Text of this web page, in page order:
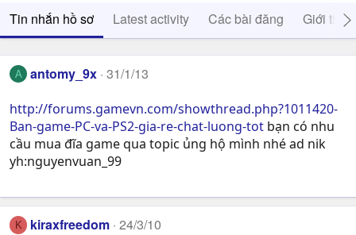
Tin nhắn hồ sơ Latest activity Các bài đăng Giới thiệu
A antomy_9x 31/1/13
http://forums.gamevn.com/showthread.php?1011420-
Ban-game-PC-va-PS2-gia-re-chat-luong-tot bạn có nhu
cầu mua đĩa game qua topic ủng hộ mình nhé ad nik
yh:nguyenvuan_99
K kiraxfreedom 24/3/10